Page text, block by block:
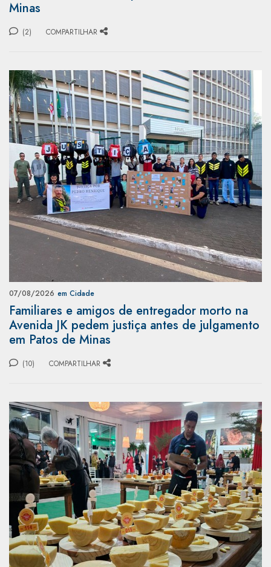
Minas
(2) COMPARTILHAR
07/08/2026 em Cidade
Familiares e amigos de entregador morto na
Avenida JK pedem justiça antes de julgamento
em Patos de Minas
(10) COMPARTILHAR